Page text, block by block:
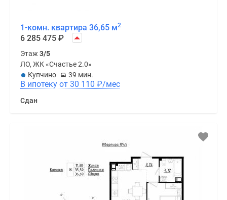
1-комн. квартира 36,65 м2
6 285 475 ₽
Этаж3/5
ЛО, ЖК «Счастье 2.0»
Купчино
39 мин.
В ипотеку от 30 110 ₽/мес
Сдан